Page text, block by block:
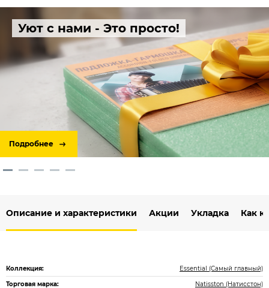
Уют с нами - Это просто!
Подробнее
Описание и характеристики Акции Укладка Как
Коллекция:
Essential (Самый главный)
Торговая марка:
Natisston (Натисстон)